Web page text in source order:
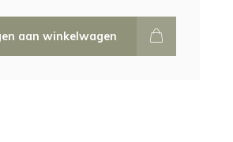
aan winkelwagen